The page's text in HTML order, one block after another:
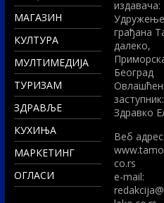
МАГАЗИН
КУЛТУРА
МУЛТИМЕДИЈА
ТУРИЗАМ
ЗДРАВЉЕ
КУХИЊА
МАРКЕТИНГ
ОГЛАСИ
издавача:
Удружење
грађана
далеко,
Београд
заступник:
Здравко
Вeб
co.rs
e-mail: